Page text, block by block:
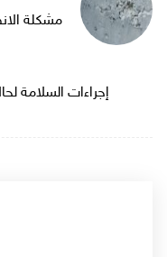
مشكلة
إجراءات السلامة